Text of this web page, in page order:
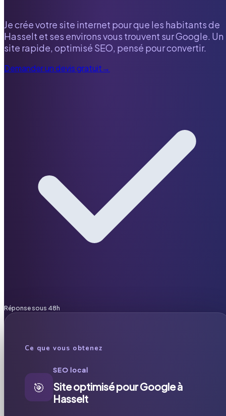
Je crée votre site internet pour que les habitants de
Hasselt et ses environs vous trouvent sur Google. Un
site rapide, optimisé SEO, pensé pour convertir.
Demander un devis gratuit→
Réponse sous 48h
Ce que vous obtenez
🎯
SEO local
Site optimisé pour Google à
Hasselt